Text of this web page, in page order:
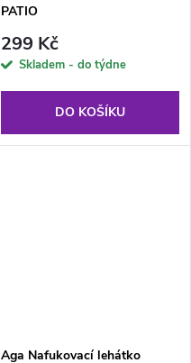
PATIO
299 Kč
Skladem - do týdne
DO KOŠÍKU
Aga Nafukovací lehátko